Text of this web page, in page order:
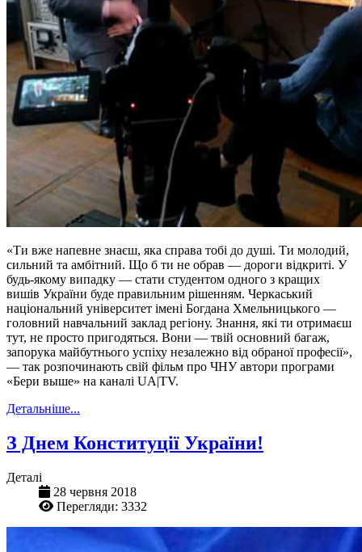
«Ти вже напевне знаєш, яка справа тобі до душі. Ти молодий,
сильний та амбітний. Що б ти не обрав — дороги відкриті. У
будь-якому випадку — стати студентом одного з кращих
вишів України буде правильним рішенням. Черкаський
національний університет імені Богдана Хмельницького —
головний навчальний заклад регіону. Знання, які ти отримаєш
тут, не просто пригодяться. Вони — твій основний багаж,
запорука майбутнього успіху незалежно від обраної професії»,
— так розпочинають свій фільм про ЧНУ автори програми
«Бери выше» на каналі UA|TV.
Детальніше...
З Днем Конституції України!
Деталі
28 червня 2018
Перегляди: 3332